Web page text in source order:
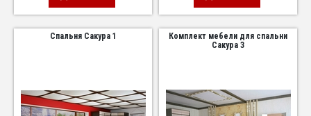
Спальня Сакура 1
Комплект мебели для спальни
Сакура 3